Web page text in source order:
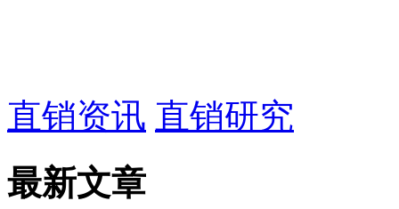
直销资讯 直销研究
最新文章